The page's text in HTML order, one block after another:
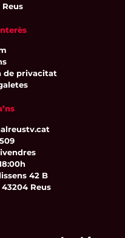
Reus
de privacitat
42 B
43204 Reus